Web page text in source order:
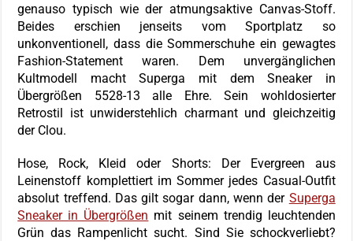
genauso typisch wie der atmungsaktive Canvas-Stoff.
Beides erschien jenseits vom Sportplatz so
unkonventionell, dass die Sommerschuhe ein gewagtes
Fashion-Statement waren. Dem unvergänglichen
Kultmodell macht Superga mit dem Sneaker in
Übergrößen 5528-13 alle Ehre. Sein wohldosierter
Retrostil ist unwiderstehlich charmant und gleichzeitig
der Clou.
Hose, Rock, Kleid oder Shorts: Der Evergreen aus
Leinenstoff komplettiert im Sommer jedes Casual-Outfit
absolut treffend. Das gilt sogar dann, wenn der Superga
Sneaker in Übergrößen mit seinem trendig leuchtenden
Grün das Rampenlicht sucht. Sind Sie schockverliebt?